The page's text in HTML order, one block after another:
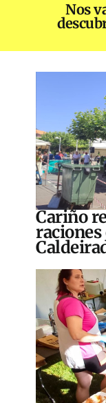
Nos
Cariño
raciones